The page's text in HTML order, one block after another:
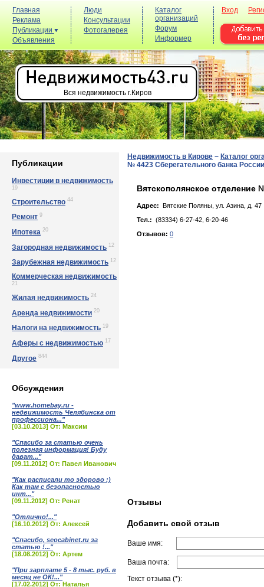
Главная
Реклама
Публикации
Объявления
Люди
Консультации
Фотогалерея
Каталог
организаций
Форум
Информер
Вход
Вся недвижимость г.Киров
Публикации
Инвестиции в недвижимость
19
Строительство 44
Ремонт 9
Ипотека 20
Загородная недвижимость 12
Зарубежная недвижимость 12
Коммерческая недвижимость
21
Жилая недвижимость 24
Аренда недвижимости 20
Налоги на недвижимость 19
Аферы с недвижимостью 17
Другое 844
Обсуждения
"www.homebay.ru -
недвижимость Челябинска от
профессиона..."
[03.10.2013] От: Максим
"Спасибо за статью очень
полезная информация! Буду
дават..."
[09.11.2012] От: Павел Иванович
"Как расписали то здорово :)
Как там с безопасностью
инт..."
[09.11.2012] От: Ренат
"Отлично!..."
[16.10.2012] От: Алексей
"Спасибо, seocabinet.ru за
статью !..."
[18.08.2012] От: Артем
"При зарплате 5 - 8 тыс. руб. в
месяц не ОК!..."
[17.02.2012] От: Наталья
Недвижимость в Кирове − Каталог
№ 4423 Сберегательного банка России
Вятскополянское отделение
Адрес: Вятские Поляны, ул. Азинa, д. 47
Тел.: (83334) 6-27-42, 6-20-46
Отзывов: 0
Отзывы
Добавить свой отзыв
Ваше имя:
Ваша почта:
Текст отзыва (*):